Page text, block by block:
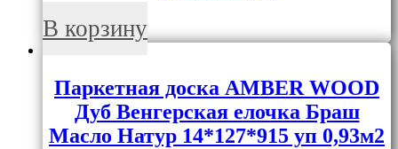
В корзину
Паркетная доска AMBER WOOD
Дуб Венгерская елочка Браш
Масло Натур 14*127*915 уп 0,93м2